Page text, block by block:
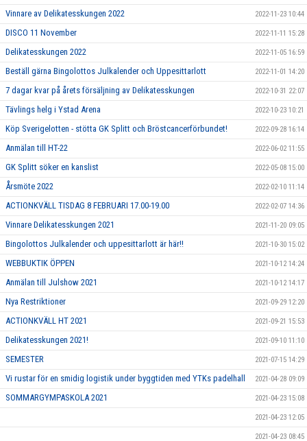
Vinnare av Delikatesskungen 2022 2022-11-23 10:44
DISCO 11 November 2022-11-11 15:28
Delikatesskungen 2022 2022-11-05 16:59
Beställ gärna Bingolottos Julkalender och Uppesittarlott 2022-11-01 14:20
7 dagar kvar på årets försäljning av Delikatesskungen 2022-10-31 22:07
Tävlings helg i Ystad Arena 2022-10-23 10:21
Köp Sverigelotten - stötta GK Splitt och Bröstcancerförbundet! 2022-09-28 16:14
Anmälan till HT-22 2022-06-02 11:55
GK Splitt söker en kanslist 2022-05-08 15:00
Årsmöte 2022 2022-02-10 11:14
ACTIONKVÄLL TISDAG 8 FEBRUARI 17.00-19.00 2022-02-07 14:36
Vinnare Delikatesskungen 2021 2021-11-20 09:05
Bingolottos Julkalender och uppesittarlott är här!! 2021-10-30 15:02
WEBBUKTIK ÖPPEN 2021-10-12 14:24
Anmälan till Julshow 2021 2021-10-12 14:17
Nya Restriktioner 2021-09-29 12:20
ACTIONKVÄLL HT 2021 2021-09-21 15:53
Delikatesskungen 2021! 2021-09-10 11:10
SEMESTER 2021-07-15 14:29
Vi rustar för en smidig logistik under byggtiden med YTKs padelhall 2021-04-28 09:09
SOMMARGYMPASKOLA 2021 2021-04-23 15:08
2021-04-23 12:05
2021-04-23 08:45